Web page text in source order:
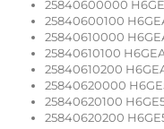
25840600000
25840600100
25840610000
25840610100
25840610200
25840620000
25840620100
25840620200